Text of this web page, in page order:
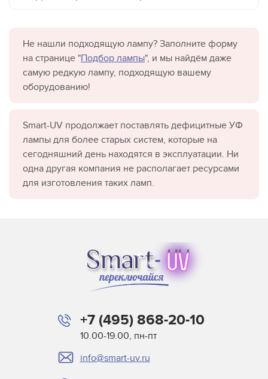
Не нашли подходящую лампу? Заполните форму
на странице "Подбор лампы", и мы найдём даже
самую редкую лампу, подходящую вашему
оборудованию!
Smart-UV продолжает поставлять дефицитные УФ
лампы для более старых систем, которые на
сегодняшний день находятся в эксплуатации. Ни
одна другая компания не располагает ресурсами
для изготовления таких ламп.
+7 (495) 868-20-10
10.00-19.00, пн-пт
info@smart-uv.ru